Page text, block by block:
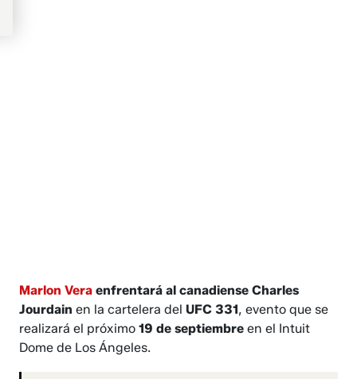
Marlon Vera enfrentará al canadiense Charles
Jourdain en la cartelera delUFC 331, evento que se
realizará el próximo19 de septiembre en el Intuit
Dome de Los Ángeles.